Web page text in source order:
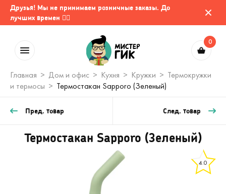
Друзья! Мы не принимаем розничные заказы. До
лучших времен 🤷‍♂️
0
Главная Дом и офис Кухня Кружки
Термокружки
и термосы
Термостакан Sapporo (Зеленый)
Пред. товар След. товар
Термостакан Sapporo (Зеленый)
4.0